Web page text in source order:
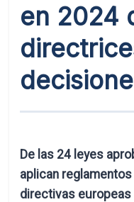
en 2024
De las 24 leyes
aplican
directivas